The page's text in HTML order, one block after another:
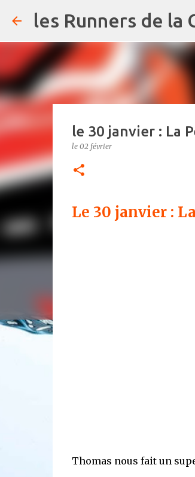
les Runners de la
le 30 janvier : La
le 02 février
Le 30 janvier :
Thomas nous fait un